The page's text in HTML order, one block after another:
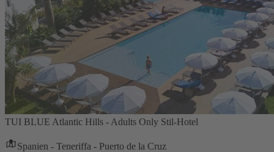
TUI BLUE Atlantic Hills - Adults Only Stil-Hotel
Spanien - Teneriffa - Puerto de la Cruz